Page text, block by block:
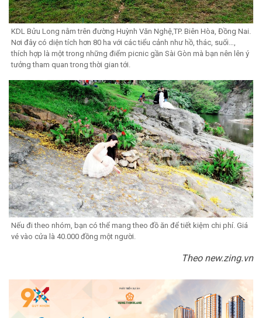
KDL Bửu Long nằm trên đường Huỳnh Văn Nghệ,TP. Biên Hòa, Đồng Nai.
Nơi đây có diện tích hơn 80 ha với các tiểu cảnh như hồ, thác, suối…,
thích hợp là một trong những điểm picnic gần Sài Gòn mà bạn nên lên ý
tưởng tham quan trong thời gian tới.
Nếu đi theo nhóm, bạn có thể mang theo đồ ăn để tiết kiệm chi phí. Giá
vé vào cửa là 40.000 đồng một người.
Theo new.zing.vn